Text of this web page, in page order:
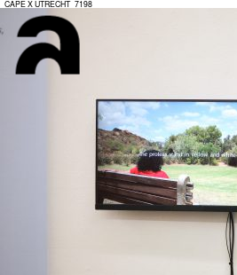
_CAPE X UTRECHT_7198